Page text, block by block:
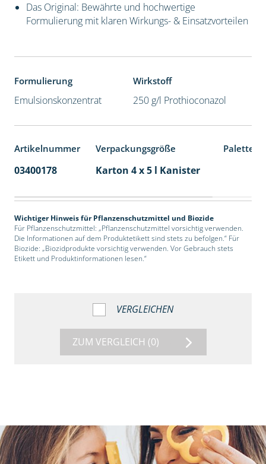
Das Original: Bewährte und hochwertige
Formulierung mit klaren Wirkungs- & Einsatzvorteilen
Formulierung
Emulsionskonzentrat
Wirkstoff
250 g/l Prothioconazol
Artikelnummer Verpackungsgröße
03400178 Karton 4 x 5 l Kanister
Wichtiger Hinweis für Pflanzenschutzmittel und Biozide
Für Pflanzenschutzmittel: „Pflanzenschutzmittel vorsichtig verwenden.
Die Informationen auf dem Produktetikett sind stets zu befolgen.“ Für
Biozide: „Biozidprodukte vorsichtig verwenden. Vor Gebrauch stets
Etikett und Produktinformationen lesen.“
VERGLEICHEN
ZUM VERGLEICH (0)